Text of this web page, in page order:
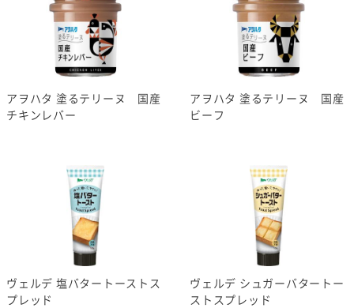
アヲハタ 塗るテリーヌ 国産
チキンレバー
アヲハタ 塗るテリーヌ 国産
ビーフ
ヴェルデ 塩バタートーストス
プレッド
ヴェルデ シュガーバタートー
ストスプレッド